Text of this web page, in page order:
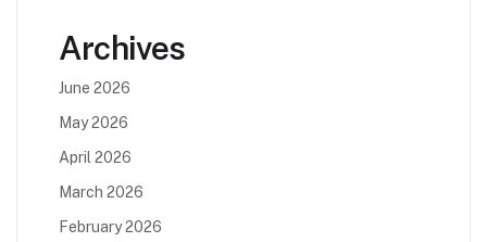
Archives
June 2026
May 2026
April 2026
March 2026
February 2026